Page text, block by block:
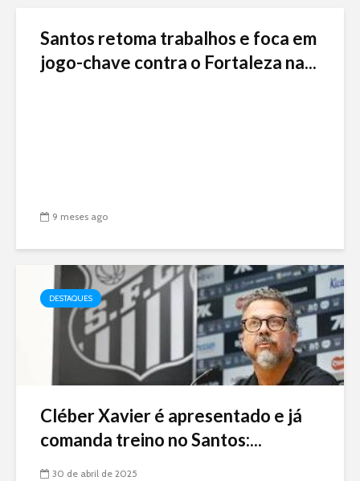
Santos retoma trabalhos e foca em
jogo-chave contra o Fortaleza na...
9 meses ago
DESTAQUES
Cléber Xavier é apresentado e já
comanda treino no Santos:...
30 de abril de 2025